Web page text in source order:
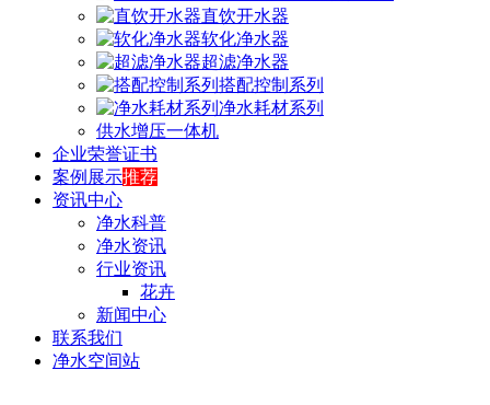
直饮开水器
软化净水器
超滤净水器
搭配控制系列
净水耗材系列
供水增压一体机
企业荣誉证书
案例展示推荐
资讯中心
净水科普
净水资讯
行业资讯
花卉
新闻中心
联系我们
净水空间站